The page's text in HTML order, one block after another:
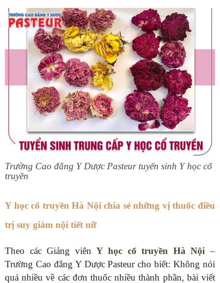
Trường Cao đẳng Y Dược Pasteur tuyển sinh Y học cổ
truyền
Y học cổ truyền Hà Nội chia sẻ những vị thuốc điều
trị suy giảm nội tiết nữ
Theo các Giảng viênY học cổ truyền Hà Nội –
Trường Cao đẳng Y Dược Pasteur cho biết: Không nói
quá nhiều về các đơn thuốc nhiều thành phần, bài viết